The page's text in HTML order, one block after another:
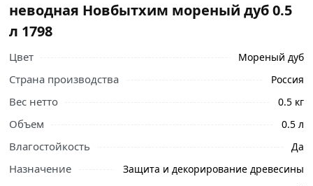
описанием и отзывами о товаре, чтобы сделать
неводная Новбытхим мореный дуб 0.5
л 1798
Цвет Мореный дуб
Страна производства Россия
Вес нетто 0.5 кг
Объем 0.5 л
Влагостойкость Да
Назначение Защита и декорирование древесины